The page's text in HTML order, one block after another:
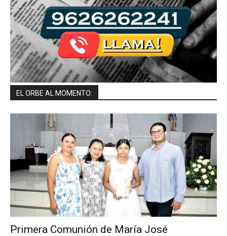
EL ORBE AL MOMENTO:
Primera Comunión de María José